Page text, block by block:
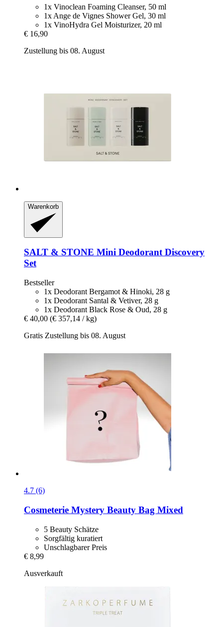
1x Vinoclean Foaming Cleanser, 50 ml
1x Ange de Vignes Shower Gel, 30 ml
1x VinoHydra Gel Moisturizer, 20 ml
€ 16,90
Zustellung bis 08. August
Warenkorb
SALT & STONE Mini Deodorant Discovery
Set
Bestseller
1x Deodorant Bergamot & Hinoki, 28 g
1x Deodorant Santal & Vetiver, 28 g
1x Deodorant Black Rose & Oud, 28 g
€ 40,00 (€ 357,14 / kg)
Gratis Zustellung bis 08. August
4.7 (6)
Cosmeterie Mystery Beauty Bag Mixed
5 Beauty Schätze
Sorgfältig kuratiert
Unschlagbarer Preis
€ 8,99
Ausverkauft